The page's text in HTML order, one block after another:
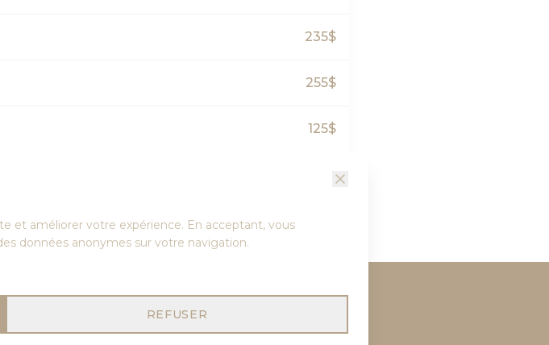
235$
255$
125$
145$
et améliorer votre expérience. En acceptant, vous
données anonymes sur votre navigation.
REFUSER